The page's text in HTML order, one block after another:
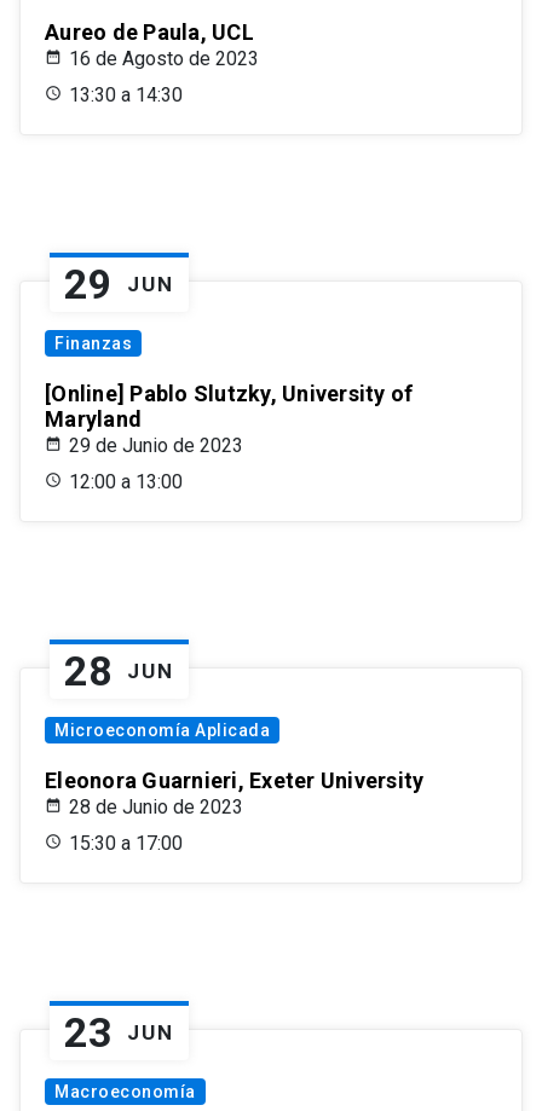
Aureo de Paula, UCL
16 de Agosto de 2023
13:30 a 14:30
29 JUN
Finanzas
[Online] Pablo Slutzky, University of
Maryland
29 de Junio de 2023
12:00 a 13:00
28 JUN
Microeconomía Aplicada
Eleonora Guarnieri, Exeter University
28 de Junio de 2023
15:30 a 17:00
23 JUN
Macroeconomía